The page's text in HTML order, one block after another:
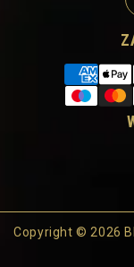
Copyright © 2026